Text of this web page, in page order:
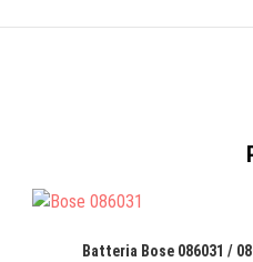
Batteria Bose 086031 /